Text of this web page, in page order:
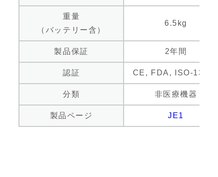
重量
（バッテリー含）
6.5kg
製品保証 2年間
認証 CE, FDA, ISO-
分類 非医療機器
製品ページ JE1